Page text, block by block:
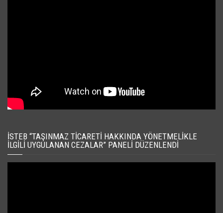
İSTEB “TAŞINMAZ TICARETI HAKKINDA YÖNETMELIKLE
İLGILI UYGULANAN CEZALAR” PANELI DÜZENLENDI